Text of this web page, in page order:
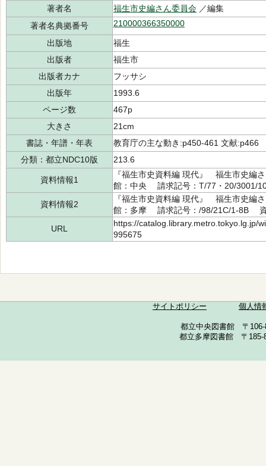
著者名
福生市史編さん委員会 ／編集
著者名典拠番号
210000366350000
出版地
福生
出版者
福生市
出版者カナ
フッサシ
出版年
1993.6
ページ数
467p
大きさ
21cm
書誌・年譜・年表
教育庁の主な動き:p450-461 文献:p466
分類：都立NDC10版
213.6
資料情報1
『福生市史資料編 現代』 福生市史
館：中央 請求記号：T/77・20/3001/
資料情報2
『福生市史資料編 現代』 福生市史
館：多摩 請求記号：/98/21C/1-8B 資
URL
https://catalog.library.metro.tokyo.lg.jp/
995675
サイトポリシー 個人情
都立中央図書館 〒
都立多摩図書館 〒185-